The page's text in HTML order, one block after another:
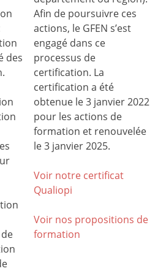
des
Afin de poursuivre ces
actions, le GFEN s’est
engagé dans ce
processus de
certification. La
certification a été
obtenue le 3 janvier 2022
pour les actions de
formation et renouvelée
le 3 janvier 2025.
Voir notre certificat
Qualiopi
Voir nos propositions de
formation